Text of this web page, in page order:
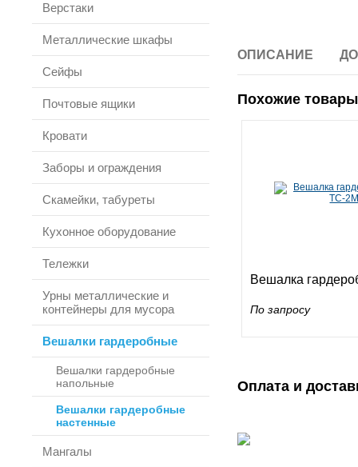
Верстаки
Металлические шкафы
Сейфы
Почтовые ящики
Кровати
Заборы и ограждения
Скамейки, табуреты
Кухонное оборудование
Тележки
Урны металлические и
контейнеры для мусора
Вешалки гардеробные
Вешалки гардеробные
напольные
Вешалки гардеробные
настенные
Мангалы
ОПИСАНИЕ
Похожие
Вешалка
По запросу
Оплата и